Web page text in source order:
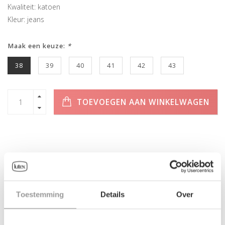
Toestemming Details Over
Kwaliteit: katoen
Kleur: jeans
Maak een keuze: *
38 39 40 41 42 43
TOEVOEGEN AAN WINKELWAGEN
Geen informatie gevonden